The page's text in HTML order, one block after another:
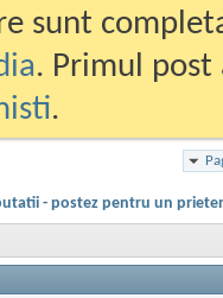
sunt
. Primul
.
- postez pentru un